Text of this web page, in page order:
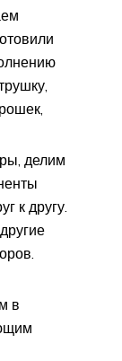
делим
к другу.
в